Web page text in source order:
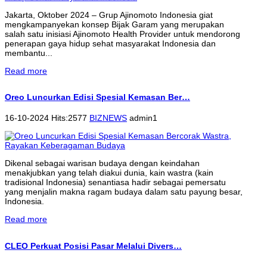
Jakarta, Oktober 2024 – Grup Ajinomoto Indonesia giat
mengkampanyekan konsep Bijak Garam yang merupakan
salah satu inisiasi Ajinomoto Health Provider untuk mendorong
penerapan gaya hidup sehat masyarakat Indonesia dan
membantu...
Read more
Oreo Luncurkan Edisi Spesial Kemasan Ber…
16-10-2024 Hits:2577 BIZNEWS admin1
Dikenal sebagai warisan budaya dengan keindahan
menakjubkan yang telah diakui dunia, kain wastra (kain
tradisional Indonesia) senantiasa hadir sebagai pemersatu
yang menjalin makna ragam budaya dalam satu payung besar,
Indonesia.
Read more
CLEO Perkuat Posisi Pasar Melalui Divers…